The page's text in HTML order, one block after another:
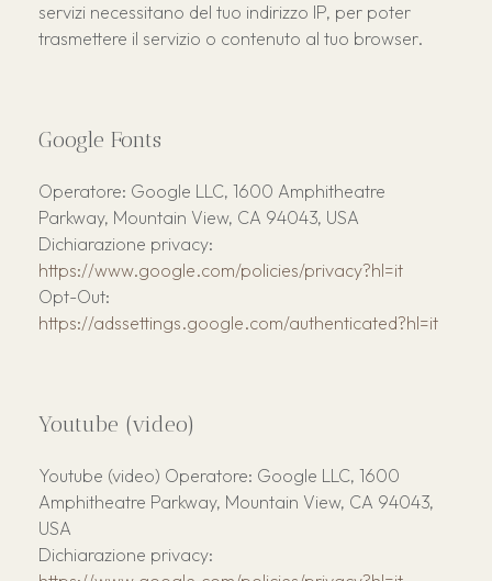
servizi necessitano del tuo indirizzo IP, per poter
trasmettere il servizio o contenuto al tuo browser.
Google Fonts
Operatore: Google LLC, 1600 Amphitheatre
Parkway, Mountain View, CA 94043, USA
Dichiarazione privacy:
https://www.google.com/policies/privacy?hl=it
Opt-Out:
https://adssettings.google.com/authenticated?hl=it
Youtube (video)
Youtube (video) Operatore: Google LLC, 1600
Amphitheatre Parkway, Mountain View, CA 94043,
USA
Dichiarazione privacy: